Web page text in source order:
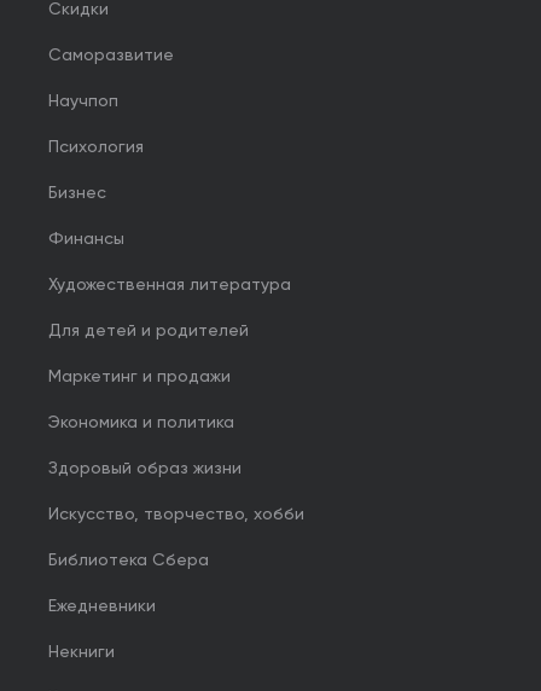
Скидки
Саморазвитие
Научпоп
Психология
Бизнес
Финансы
Художественная литература
Для детей и родителей
Маркетинг и продажи
Экономика и политика
Здоровый образ жизни
Искусство, творчество, хобби
Библиотека Сбера
Ежедневники
Некниги